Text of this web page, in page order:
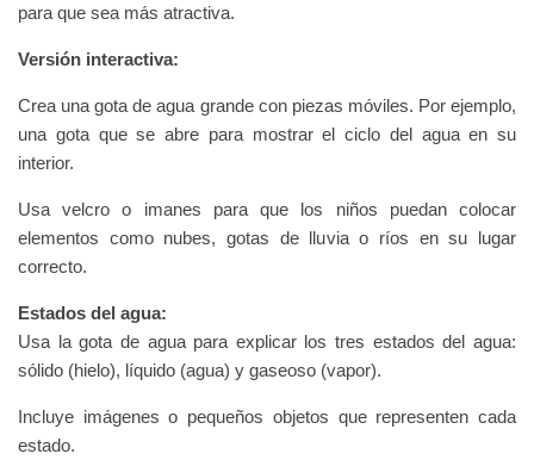
para que sea más atractiva.
Versión interactiva:
Crea una gota de agua grande con piezas móviles. Por ejemplo,
una gota que se abre para mostrar el ciclo del agua en su
interior.
Usa velcro o imanes para que los niños puedan colocar
elementos como nubes, gotas de lluvia o ríos en su lugar
correcto.
Estados del agua:
Usa la gota de agua para explicar los tres estados del agua:
sólido (hielo), líquido (agua) y gaseoso (vapor).
Incluye imágenes o pequeños objetos que representen cada
estado.